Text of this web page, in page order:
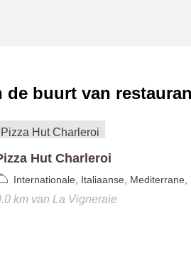
de buurt van
Hut Charleroi
Internationale, Italiaanse, Mediterrane,
kmvan La Vigneraie